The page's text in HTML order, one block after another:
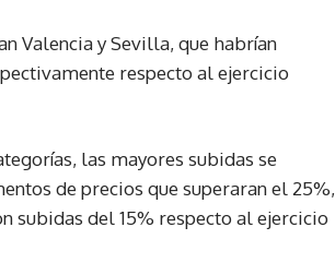
Valencia y Sevilla, que habrían
respecto al ejercicio
las mayores subidas se
de precios que superaran el 25%,
subidas del 15% respecto al ejercicio